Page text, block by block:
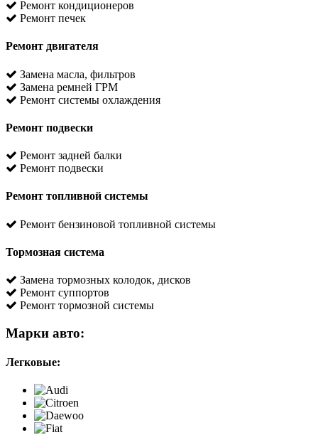
Ремонт кондиционеров
Ремонт печек
Ремонт двигателя
Замена масла, фильтров
Замена ремней ГРМ
Ремонт системы охлаждения
Ремонт подвески
Ремонт задней балки
Ремонт подвески
Ремонт топливной системы
Ремонт бензиновой топливной системы
Тормозная система
Замена тормозных колодок, дисков
Ремонт суппортов
Ремонт тормозной системы
Марки авто:
Легковые: